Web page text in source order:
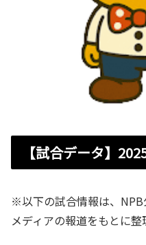
【試合データ】
※以下の試合情報は、
メディアの報道をもとに整